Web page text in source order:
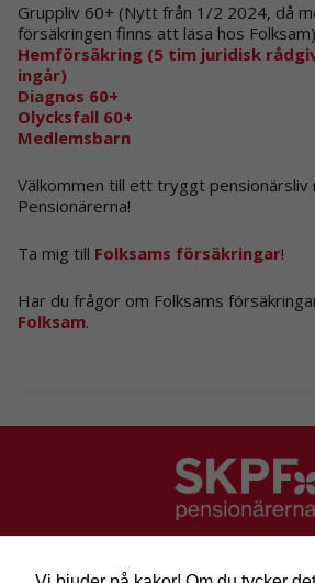
Gruppliv 60+ (Nytt från 1/2 2024, då
försäkringen finns att läsa hos Folksam)
Hemförsäkring (5 tim juridisk
ingår)
Diagnos 60+
Olycksfall 60+
Medlemsbarn
Välkommen till ett tryggt pensionärsliv
Pensionärerna!
Ta mig till Folksams försäkringar!
Har du frågor om Folksams
Folksam.
Besök: Sveavägen